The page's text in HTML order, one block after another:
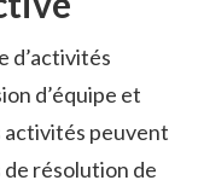
d’activités
d’équipe et
activités peuvent
de résolution de